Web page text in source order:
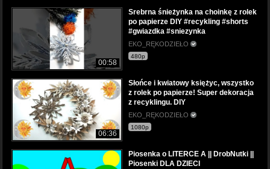
00:58
Srebrna śnieżynka na choinkę z rolek
po papierze DIY #recykling #shorts
#gwiazdka #sniezynka
EKO_RĘKODZIEŁO
480p
06:36
Słońce i kwiatowy księżyc, wszystko
z rolek po papierze! Super dekoracja
z recyklingu. DIY
EKO_RĘKODZIEŁO
1080p
Piosenka o LITERCE A || DrobNutki ||
Piosenki DLA DZIECI